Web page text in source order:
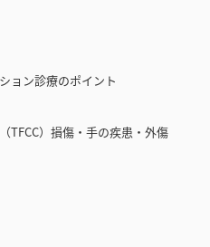
ン診療のポイント
）損傷・手の疾患・外傷